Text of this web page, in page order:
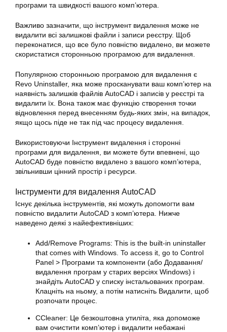
програми та швидкості вашого комп’ютера.
Важливо зазначити, що інструмент видалення може не
видалити всі залишкові файли і записи реєстру. Щоб
переконатися, що все було повністю видалено, ви можете
скористатися сторонньою програмою для видалення.
Популярною сторонньою програмою для видалення є
Revo Uninstaller, яка може просканувати ваш комп’ютер на
наявність залишків файлів AutoCAD і записів у реєстрі та
видалити їх. Вона також має функцію створення точки
відновлення перед внесенням будь-яких змін, на випадок,
якщо щось піде не так під час процесу видалення.
Використовуючи Інструмент видалення і сторонні
програми для видалення, ви можете бути впевнені, що
AutoCAD буде повністю видалено з вашого комп’ютера,
звільнивши цінний простір і ресурси.
Інструменти для видалення AutoCAD
Існує декілька інструментів, які можуть допомогти вам
повністю видалити AutoCAD з комп’ютера. Нижче
наведено деякі з найефективніших:
Add/Remove Programs: This is the built-in uninstaller
that comes with Windows. To access it, go to Control
Panel > Програми та компоненти (або Додавання/
видалення програм у старих версіях Windows) і
знайдіть AutoCAD у списку інстальованих програм.
Клацніть на ньому, а потім натисніть Видалити, щоб
розпочати процес.
CCleaner: Це безкоштовна утиліта, яка допоможе
вам очистити комп’ютер і видалити небажані